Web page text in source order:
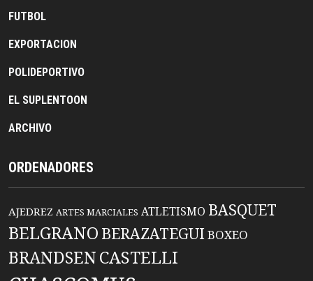
FUTBOL
EXPORTACION
POLIDEPORTIVO
EL SUPLENTOON
ARCHIVO
ORDENADORES
AJEDREZ ARTES MARCIALES ATLETISMO BASQUET
BELGRANO BERAZATEGUIBOXEO
BRANDSENCASTELLI